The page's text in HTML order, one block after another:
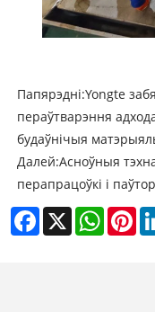
Папярэдні:Yongte
пераўтварэння
будаўнічыя
Далей:Асноўныя
перапрацоўкі і
Facebook
X